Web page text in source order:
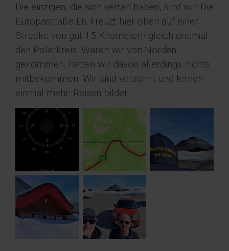
Die einzigen, die sich vertan haben, sind wir. Die
Europastraße E6 kreuzt hier oben auf einer
Strecke von gut 15 Kilometern gleich dreimal
den Polarkreis. Wären wir von Norden
gekommen, hätten wir davon allerdings nichts
mitbekommen. Wir sind versöhnt und lernen
einmal mehr: Reisen bildet.